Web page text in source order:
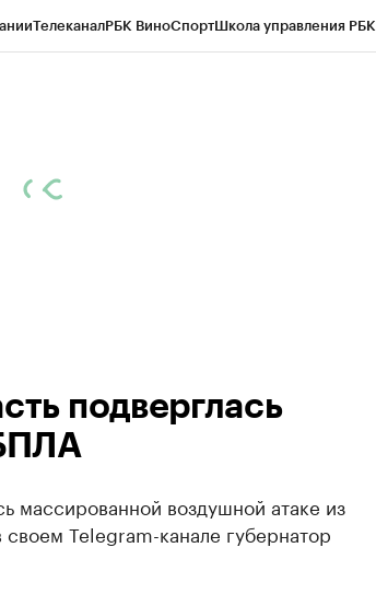
ТелеканалРБК ВиноСпортШкола управления РБК
подверглась
массированной воздушной атаке из
Telegram-канале губернатор